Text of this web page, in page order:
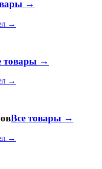
→
→
товары →
→
Все товары →
→